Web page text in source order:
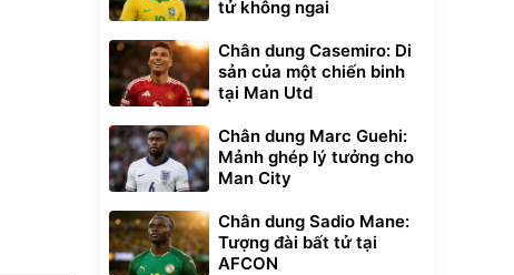
tử không ngai
Chân dung Casemiro: Di
sản của một chiến binh
tại Man Utd
Chân dung Marc Guehi:
Mảnh ghép lý tưởng cho
Man City
Chân dung Sadio Mane:
Tượng đài bất tử tại
AFCON